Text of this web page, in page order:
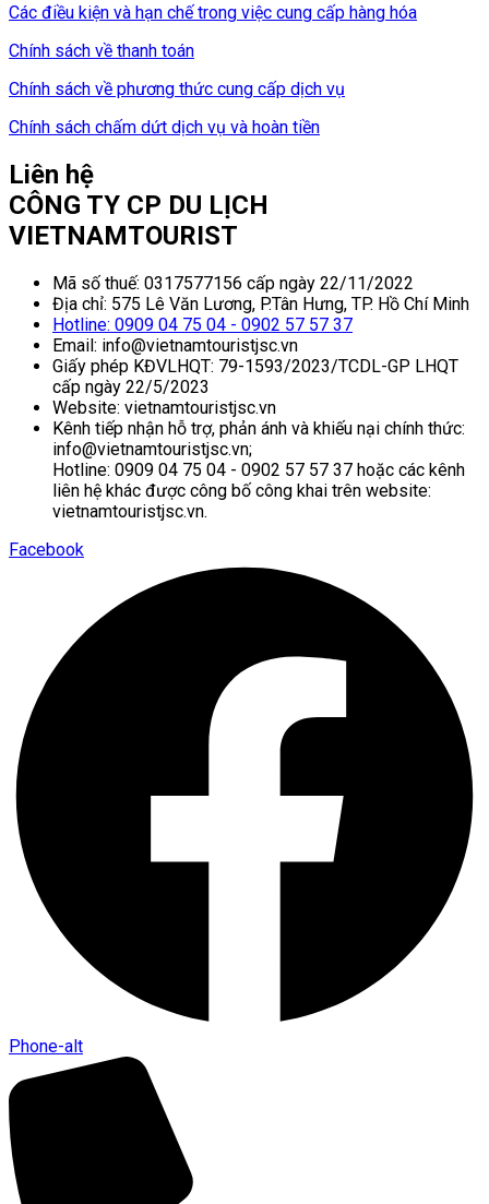
Các điều kiện và hạn chế trong việc cung cấp hàng hóa
Chính sách về thanh toán
Chính sách về phương thức cung cấp dịch vụ
Chính sách chấm dứt dịch vụ và hoàn tiền
Liên hệ
CÔNG TY CP DU LỊCH
VIETNAMTOURIST
Mã số thuế: 0317577156 cấp ngày 22/11/2022
Địa chỉ: 575 Lê Văn Lương, P.Tân Hưng, TP. Hồ Chí Minh
Hotline: 0909 04 75 04 - 0902 57 57 37
Email: info@vietnamtouristjsc.vn
Giấy phép KĐVLHQT: 79-1593/2023/TCDL-GP LHQT
cấp ngày 22/5/2023
Website: vietnamtouristjsc.vn
Kênh tiếp nhận hỗ trợ, phản ánh và khiếu nại chính thức:
info@vietnamtouristjsc.vn;
Hotline: 0909 04 75 04 - 0902 57 57 37 hoặc các kênh
liên hệ khác được công bố công khai trên website:
vietnamtouristjsc.vn.
Facebook
Phone-alt